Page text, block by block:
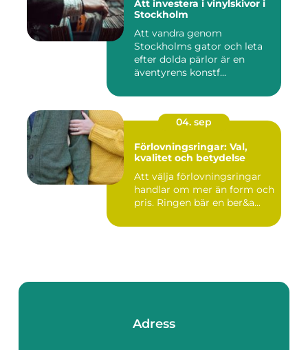
Att investera i vinylskivor i
Stockholm
Att vandra genom
Stockholms gator och leta
efter dolda pärlor är en
äventyrens konstf...
04. sep
Förlovningsringar: Val,
kvalitet och betydelse
Att välja förlovningsringar
handlar om mer än form och
pris. Ringen bär en ber&a...
Adress